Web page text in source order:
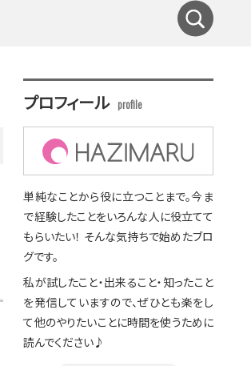
プロフィール
単純なことから役に立つことまで。今ま
で経験したことをいろんな人に役立てて
もらいたい！ そんな気持ちで始めたブロ
グです。
私が試したこと・出来ること・知ったこと
を発信していますので、ぜひとも楽をし
て他のやりたいことに時間を使うために
読んでください♪